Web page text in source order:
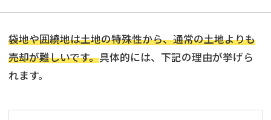
袋地や囲繞地は土地の特殊性から、通常の土地よりも
売却が難しいです。具体的には、下記の理由が挙げら
れます。